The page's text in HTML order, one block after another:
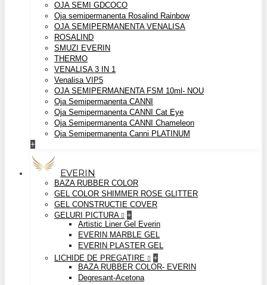
OJA SEMI GDCOCO
Oja semipermanenta Rosalind Rainbow
OJA SEMIPERMANENTA VENALISA
ROSALIND
SMUZI EVERIN
THERMO
VENALISA 3 IN 1
Venalisa VIP5
OJA SEMIPERMANENTA FSM 10ml- NOU
Oja Semipermanenta CANNI
Oja Semipermanenta CANNI Cat Eye
Oja Semipermanenta CANNI Chameleon
Oja Semipermanenta Canni PLATINUM
+
EVERIN
BAZA RUBBER COLOR
GEL COLOR SHIMMER ROSE GLITTER
GEL CONSTRUCTIE COVER
GELURI PICTURA
+
Artistic Liner Gel Everin
EVERIN MARBLE GEL
EVERIN PLASTER GEL
LICHIDE DE PREGATIRE
+
BAZA RUBBER COLOR- EVERIN
Degresant-Acetona